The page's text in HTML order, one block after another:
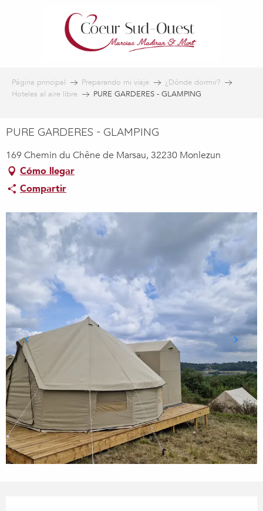
Página principal Preparando mi viaje
¿Dónde dormir?
Hoteles al aire libre
PURE GARDERES - GLAMPING
PURE GARDERES - GLAMPING
169 Chemin du Chêne de Marsau, 32230 Monlezun
Cómo llegar
Compartir